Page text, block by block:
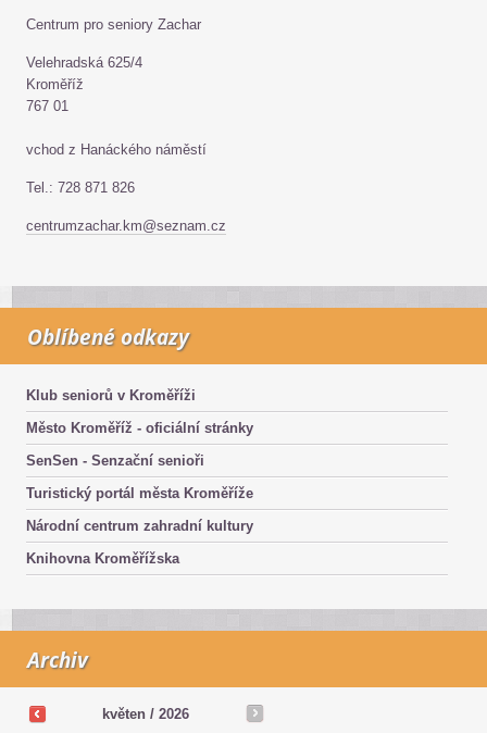
Centrum pro seniory Zachar
Velehradská 625/4
Kroměříž
767 01
vchod z Hanáckého náměstí
Tel.: 728 871 826
centrumzachar.km@seznam.cz
Oblíbené odkazy
Klub seniorů v Kroměříži
Město Kroměříž - oficiální stránky
SenSen - Senzační senioři
Turistický portál města Kroměříže
Národní centrum zahradní kultury
Knihovna Kroměřížska
Archiv
květen / 2026